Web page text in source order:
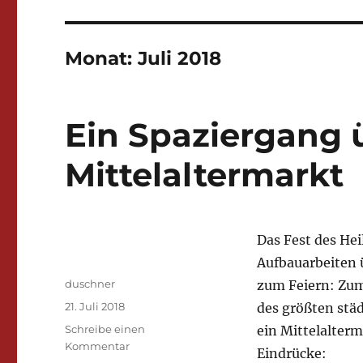
Monat:Juli 2018
Ein Spaziergang
Mittelaltermarkt
Das Fest des
Aufbauarbeiten
zum Feiern:
des größten
ein
Eindrücke:
Autor
duschner
Veröffentlicht
am
21. Juli 2018
Schreibe einen
Kommentarzu